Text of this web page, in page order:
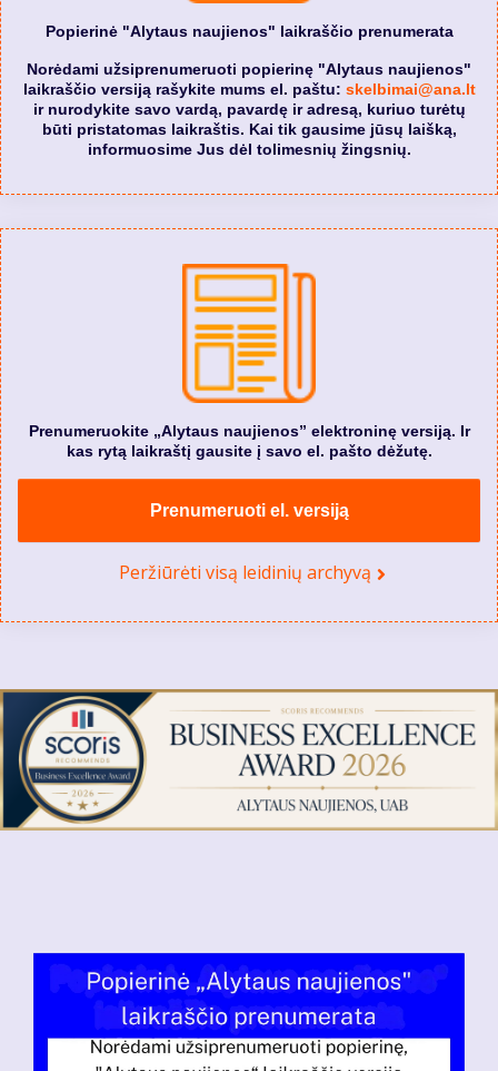
Popierinė "Alytaus naujienos" laikraščio prenumerata
Norėdami užsiprenumeruoti popierinę "Alytaus naujienos"
laikraščio versiją rašykite mums el. paštu: skelbimai@ana.lt
ir nurodykite savo vardą, pavardę ir adresą, kuriuo turėtų
būti pristatomas laikraštis. Kai tik gausime jūsų laišką,
informuosime Jus dėl tolimesnių žingsnių.
Prenumeruokite „Alytaus naujienos” elektroninę versiją. Ir
kas rytą laikraštį gausite į savo el. pašto dėžutę.
Prenumeruoti el. versiją
Peržiūrėti visą leidinių archyvą